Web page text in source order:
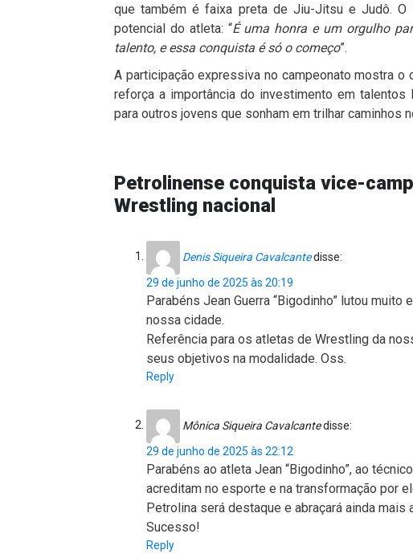
que também é faixa preta de Jiu-Jitsu e Judô.
potencial do atleta: “É uma honra e um orgulho
talento, e essa conquista é só o começo”.
A participação expressiva no campeonato mostra
reforça a importância do investimento em
para outros jovens que sonham em trilhar caminhos
Petrolinense conquista vice-
Wrestling nacional
Denis Siqueira Cavalcantedisse:
29 de junho de 2025 às 20:19
Parabéns Jean Guerra “Bigodinho” lutou
nossa cidade.
Referência para os atletas de Wrestling da
seus objetivos na modalidade. Oss.
Reply
Mônica Siqueira Cavalcantedisse:
29 de junho de 2025 às 22:12
Parabéns ao atleta Jean “Bigodinho”, ao
acreditam no esporte e na transformação por
Petrolina será destaque e abraçará ainda
Sucesso!
Reply